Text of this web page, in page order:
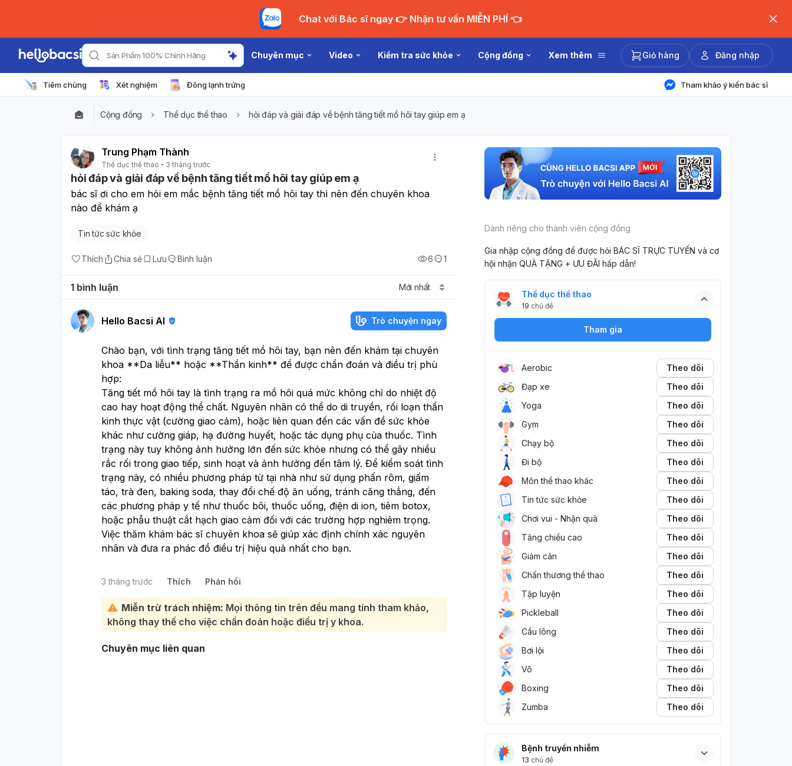
Chat với Bác sĩ ngay 👉 Nhận tư vấn MIỄN PHÍ 👈
Sản Phẩm 100% Chính Hãng Chuyên mục Video Kiểm tra sức khỏe Cộng đồng Xem thêm Giỏ hàng Đăng nhập
Tiêm chủng Xét nghiệm Đông lạnh trứng Tham khảo ý kiến bác sĩ
Cộng đồng Thể dục thể thao hỏi đáp và giải đáp về bệnh tăng tiết mồ hôi tay giúp em ạ
Trung Phạm Thành
Thể dục thể thao 3 tháng trước
hỏi đáp và giải đáp về bệnh tăng tiết mồ hôi tay giúp em ạ
bác sĩ ơi cho em hỏi em mắc bệnh tăng tiết mồ hôi tay thì nên đến chuyên khoa
nào để khám ạ
Tin tức sức khỏe
Thích Chia sẻ Lưu Bình luận 6 1
1 bình luận Mới nhất
Hello Bacsi AI Trò chuyện ngay
Chào bạn, với tình trạng tăng tiết mồ hôi tay, bạn nên đến khám tại chuyên
khoa **Da liễu** hoặc **Thần kinh** để được chẩn đoán và điều trị phù
hợp:
Tăng tiết mồ hôi tay là tình trạng ra mồ hôi quá mức không chỉ do nhiệt độ
cao hay hoạt động thể chất. Nguyên nhân có thể do di truyền, rối loạn thần
kinh thực vật (cường giao cảm), hoặc liên quan đến các vấn đề sức khỏe
khác như cường giáp, hạ đường huyết, hoặc tác dụng phụ của thuốc. Tình
trạng này tuy không ảnh hưởng lớn đến sức khỏe nhưng có thể gây nhiều
rắc rối trong giao tiếp, sinh hoạt và ảnh hưởng đến tâm lý. Để kiểm soát tình
trạng này, có nhiều phương pháp từ tại nhà như sử dụng phấn rôm, giấm
táo, trà đen, baking soda, thay đổi chế độ ăn uống, tránh căng thẳng, đến
các phương pháp y tế như thuốc bôi, thuốc uống, điện di ion, tiêm botox,
hoặc phẫu thuật cắt hạch giao cảm đối với các trường hợp nghiêm trọng.
Việc thăm khám bác sĩ chuyên khoa sẽ giúp xác định chính xác nguyên
nhân và đưa ra phác đồ điều trị hiệu quả nhất cho bạn.
3 tháng trước Thích Phản hồi
Miễn trừ trách nhiệm: Mọi thông tin trên đều mang tính tham khảo,
không thay thế cho việc chẩn đoán hoặc điều trị y khoa.
Chuyên mục liên quan
Dành riêng cho thành viên cộng đồng
Gia nhập cộng đồng để được hỏi BÁC SĨ TRỰC TUYẾN và cơ
hội nhận QUÀ TẶNG + ƯU ĐÃI hấp dẫn!
Thể dục thể thao
19 chủ đề
Tham gia
Aerobic
Theo dõi
Đạp xe
Theo dõi
Yoga
Theo dõi
Gym
Theo dõi
Chạy bộ
Theo dõi
Đi bộ
Theo dõi
Môn thể thao khác
Theo dõi
Tin tức sức khỏe
Theo dõi
Chơi vui - Nhận quà
Theo dõi
Tăng chiều cao
Theo dõi
Giảm cân
Theo dõi
Chấn thương thể thao
Theo dõi
Tập luyện
Theo dõi
Pickleball
Theo dõi
Cầu lông
Theo dõi
Bơi lội
Theo dõi
Võ
Theo dõi
Boxing
Theo dõi
Zumba
Theo dõi
Bệnh truyền nhiễm
13 chủ đề